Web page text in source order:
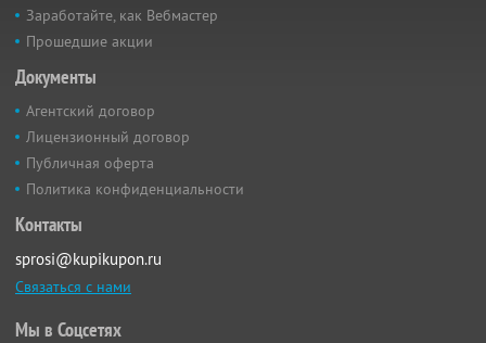
Заработайте, как Вебмастер
Прошедшие акции
Документы
Агентский договор
Лицензионный договор
Публичная оферта
Политика конфиденциальности
Контакты
sprosi@kupikupon.ru
Связаться с нами
Мы в Соцсетях